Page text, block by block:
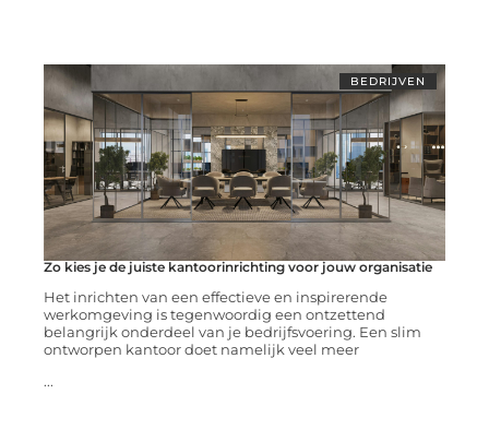
BEDRIJVEN
Zo kies je de juiste kantoorinrichting voor jouw organisatie
Het inrichten van een effectieve en inspirerende
werkomgeving is tegenwoordig een ontzettend
belangrijk onderdeel van je bedrijfsvoering. Een slim
ontworpen kantoor doet namelijk veel meer
...